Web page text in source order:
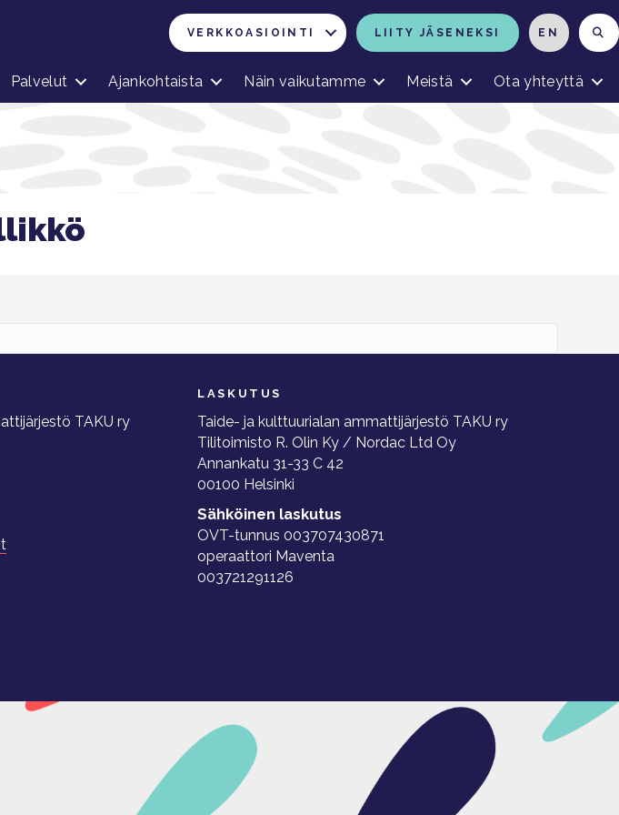
VERKKOASIOINTI LIITY JÄSENEKSI EN
Palvelut Ajankohtaista Näin vaikutamme Meistä Ota yhteyttä
TAKU ry
LASKUTUS
Taide- ja kulttuurialan ammattijärjestö TAKU ry
Tilitoimisto R. Olin Ky / Nordac Ltd Oy
Annankatu 31-33 C 42
00100 Helsinki
Sähköinen laskutus
OVT-tunnus 003707430871
operaattori Maventa
003721291126